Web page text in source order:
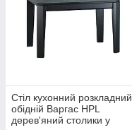
Стіл кухонний розкладний
обідній Варгас HPL
дерев'яний столики у